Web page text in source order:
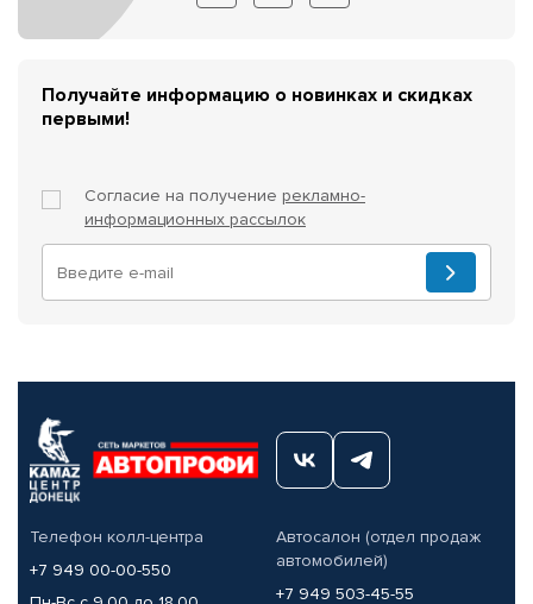
Получайте информацию о новинках и скидках
первыми!
Согласие на получение рекламно-
информационных рассылок
Телефон колл-центра
+7 949 00-00-550
Автосалон (отдел продаж
автомобилей)
+7 949 503-45-55